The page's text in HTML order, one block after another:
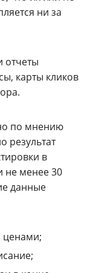
ни за
отчеты
карты кликов
по мнению
результат
в
не менее 30
данные
ценами;